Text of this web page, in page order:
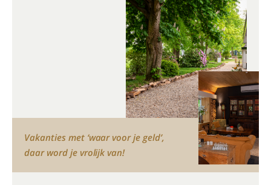
Vakanties met ‘waar voor je geld’,
daar word je vrolijk van!